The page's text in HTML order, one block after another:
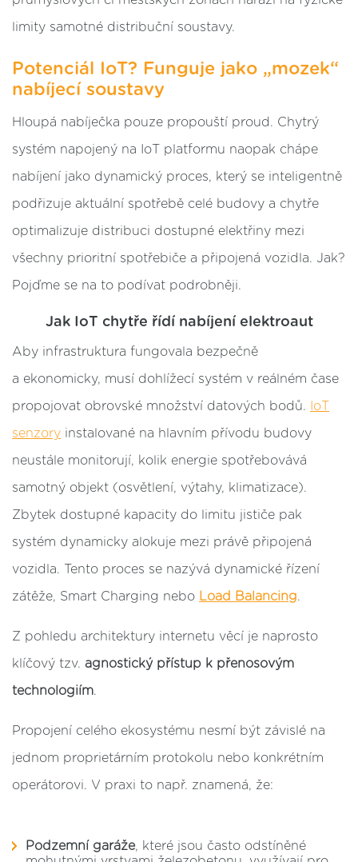
limity samotné distribuční soustavy.
Potenciál IoT? Funguje jako „mozek“
nabíjecí soustavy
Hloupá nabíječka pouze propouští proud. Chytrý
systém napojený na IoT platformu naopak chápe
nabíjení jako dynamický proces, který se inteligentně
podřizuje aktuální spotřebě celé budovy a chytře
optimalizuje distribuci dostupné elektřiny mezi
všechny prioritní spotřebiče a připojená vozidla. Jak?
Pojďme se na to podívat podrobněji.
Jak IoT chytře řídí nabíjení elektroaut
Aby infrastruktura fungovala bezpečně
a ekonomicky, musí dohlížecí systém v reálném čase
propojovat obrovské množství datových bodů. IoT
senzory instalované na hlavním přívodu budovy
neustále monitorují, kolik energie spotřebovává
samotný objekt (osvětlení, výtahy, klimatizace).
Zbytek dostupné kapacity do limitu jističe pak
systém dynamicky alokuje mezi právě připojená
vozidla. Tento proces se nazývá dynamické řízení
zátěže, Smart Charging nebo Load Balancing.
Z pohledu architektury internetu věcí je naprosto
klíčový tzv. agnostický přístup k přenosovým
technologiím.
Propojení celého ekosystému nesmí být závislé na
jednom proprietárním protokolu nebo konkrétním
operátorovi. V praxi to např. znamená, že:
Podzemní garáže, které jsou často odstíněné